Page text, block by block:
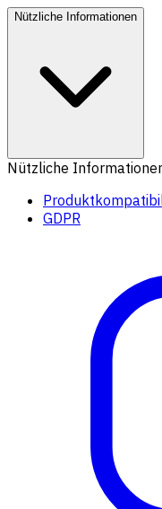
Nützliche Informationen
Nützliche
GDPR